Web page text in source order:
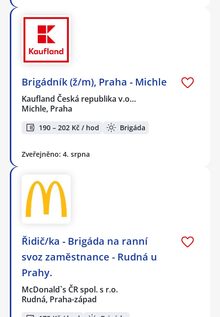
Brigádník (ž/m), Praha - Michle
Kaufland Česká republika v.o…
Michle, Praha
190 – 202 Kč / hod Brigáda
Zveřejněno: 4. srpna
Řidič/ka - Brigáda na ranní
svoz zaměstnance - Rudná u
Prahy.
McDonald`s ČR spol. s r.o.
Rudná, Praha-západ